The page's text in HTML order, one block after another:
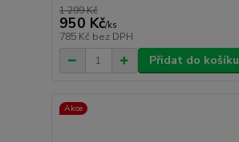
1 299 Kč
950 Kč/ks
785 Kč bez DPH
Přidat do košíku
Akce